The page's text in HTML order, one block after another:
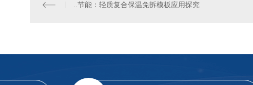
..节能：轻质复合保温免拆模板应用探究